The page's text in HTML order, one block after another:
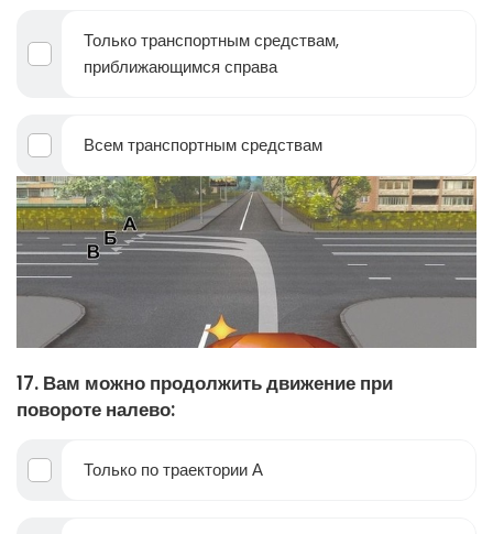
Только транспортным средствам,
приближающимся справа
Всем транспортным средствам
17. Вам можно продолжить движение при
повороте налево:
Только по траектории А